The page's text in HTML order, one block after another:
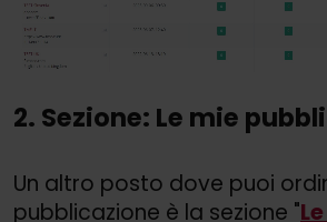
2. Sezione: Le mie
Un altro posto dove puoi
pubblicazione è la sezione "